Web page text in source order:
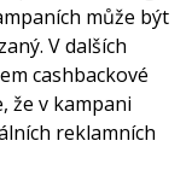
může být
V dalších
cashbackové
že v kampani
reklamních